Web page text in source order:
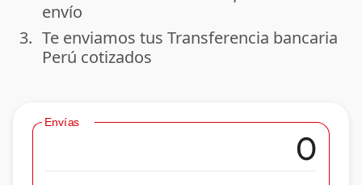
envío
done
3. Te enviamos tus Transferencia bancaria
Perú cotizados
Envías